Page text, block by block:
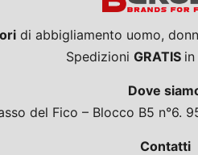
di abbigliamento uomo,
Spedizioni GRATIS
Dove
del Fico – Blocco B5 n°6.
Contatti